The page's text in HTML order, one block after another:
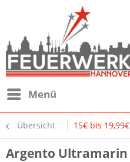
Menü
Übersicht 15€ bis 19,99€
Argento Ultramarin